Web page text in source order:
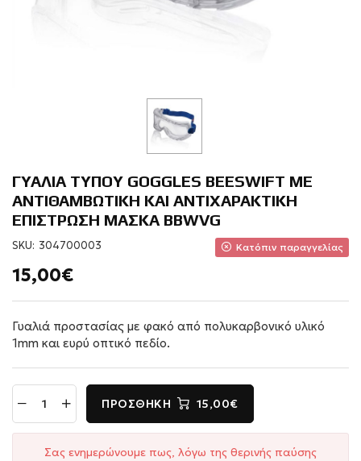
ΓΥΑΛΙΑ ΤΥΠΟΥ GOGGLES BEESWIFT ME
ΑΝΤΙΘΑΜΒΩΤΙΚΗ ΚΑΙ ΑΝΤΙΧΑΡΑΚΤΙΚΗ
ΕΠΙΣΤΡΩΣΗ ΜΑΣΚΑ BBWVG
SKU: 304700003 Κατόπιν παραγγελίας
15,00€
Γυαλιά προστασίας με φακό από πολυκαρβονικό υλικό
1mm και ευρύ οπτικό πεδίο.
ΠΡΟΣΘΉΚΗ 15,00€
Σας ενημερώνουμε πως, λόγω της θερινής παύσης